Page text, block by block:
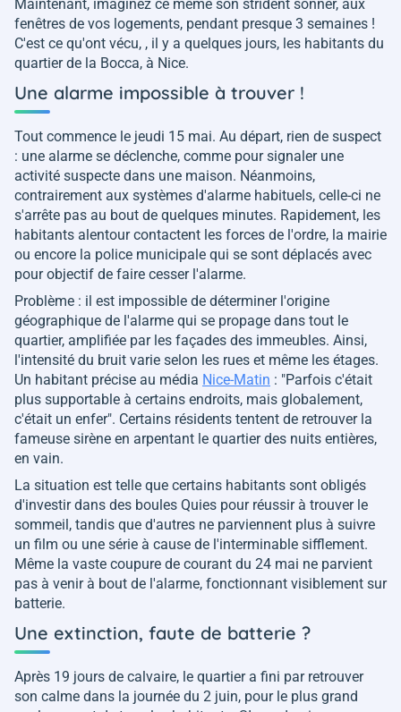
Maintenant, imaginez ce même son strident sonner, aux
fenêtres de vos logements, pendant presque 3 semaines !
C'est ce qu'ont vécu, , il y a quelques jours, les habitants du
quartier de la Bocca, à Nice.
Une alarme impossible à trouver !
Tout commence le jeudi 15 mai. Au départ, rien de suspect
: une alarme se déclenche, comme pour signaler une
activité suspecte dans une maison. Néanmoins,
contrairement aux systèmes d'alarme habituels, celle-ci ne
s'arrête pas au bout de quelques minutes. Rapidement, les
habitants alentour contactent les forces de l'ordre, la mairie
ou encore la police municipale qui se sont déplacés avec
pour objectif de faire cesser l'alarme.
Problème : il est impossible de déterminer l'origine
géographique de l'alarme qui se propage dans tout le
quartier, amplifiée par les façades des immeubles. Ainsi,
l'intensité du bruit varie selon les rues et même les étages.
Un habitant précise au média Nice-Matin : "Parfois c'était
plus supportable à certains endroits, mais globalement,
c'était un enfer". Certains résidents tentent de retrouver la
fameuse sirène en arpentant le quartier des nuits entières,
en vain.
La situation est telle que certains habitants sont obligés
d'investir dans des boules Quies pour réussir à trouver le
sommeil, tandis que d'autres ne parviennent plus à suivre
un film ou une série à cause de l'interminable sifflement.
Même la vaste coupure de courant du 24 mai ne parvient
pas à venir à bout de l'alarme, fonctionnant visiblement sur
batterie.
Une extinction, faute de batterie ?
Après 19 jours de calvaire, le quartier a fini par retrouver
son calme dans la journée du 2 juin, pour le plus grand